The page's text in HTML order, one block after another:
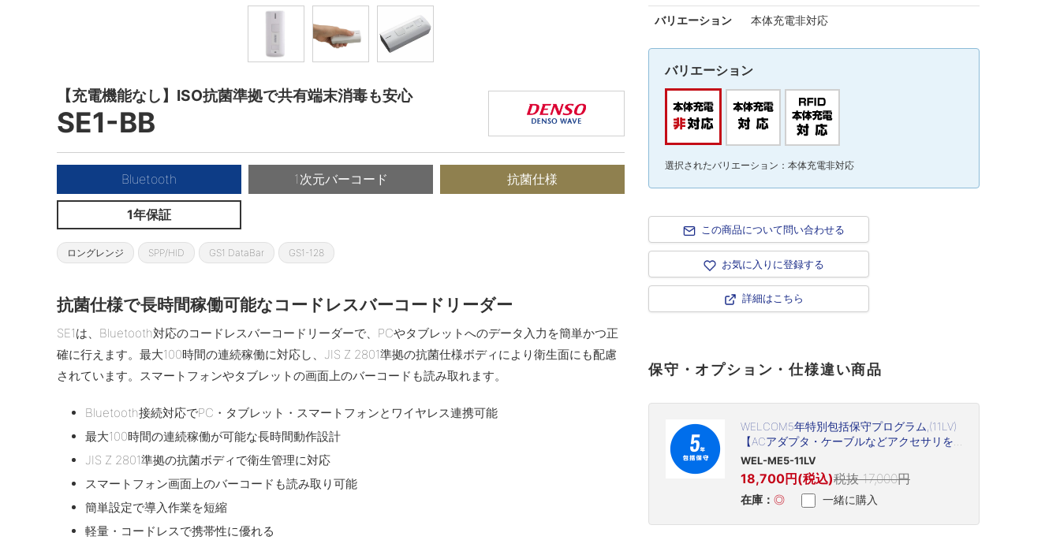
【充電機能なし】ISO抗菌準拠で共有端末消毒も安心
SE1-BB
Bluetooth 1次元バーコード 抗菌仕様
1年保証
ロングレンジ SPP/HID GS1 DataBar GS1-128
抗菌仕様で長時間稼働可能なコードレスバーコードリーダー
SE1は、Bluetooth対応のコードレスバーコードリーダーで、PCやタブレットへのデータ入力を簡単かつ正
確に行えます。最大100時間の連続稼働に対応し、JIS Z 2801準拠の抗菌仕様ボディにより衛生面にも配慮
されています。スマートフォンやタブレットの画面上のバーコードも読み取れます。
Bluetooth接続対応でPC・タブレット・スマートフォンとワイヤレス連携可能
最大100時間の連続稼働が可能な長時間動作設計
JIS Z 2801準拠の抗菌ボディで衛生管理に対応
スマートフォン画面上のバーコードも読み取り可能
簡単設定で導入作業を短縮
軽量・コードレスで携帯性に優れる
バリエーション 本体充電非対応
バリエーション
選択されたバリエーション：本体充電非対応
保守・オプション・仕様違い商品
WELCOM5年特別包括保守プログラム,(11LV)
【ACアダプタ・ケーブルなどアクセサリを
含む(但し、プリントヘッド・プラテン・バ
ッテリなど消耗品は除く)】
WEL-ME5-11LV
18,700円(税込)税抜 17,000円
在庫： ◎ 一緒に購入
この商品について問い合わせる
お気に入りに登録する
詳細はこちら